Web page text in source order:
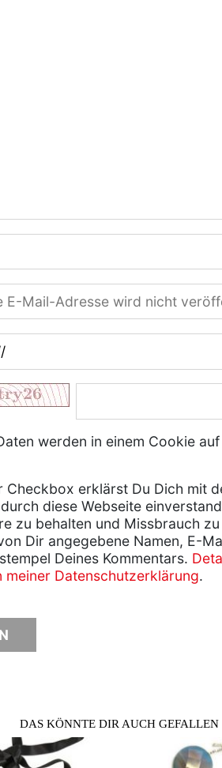
werden in einem Cookie auf
Checkbox erklärst Du Dich mit
diese Webseite
zu behalten und Missbrauch
Dir angegebene Namen, E-
Deines Kommentars.
meiner Datenschutzerklärung.
DAS KÖNNTE DIR AUCH GEFALLEN